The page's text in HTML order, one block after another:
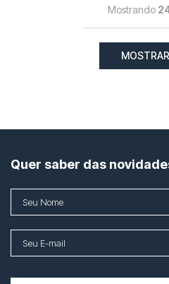
Mostrando
Quer saber das